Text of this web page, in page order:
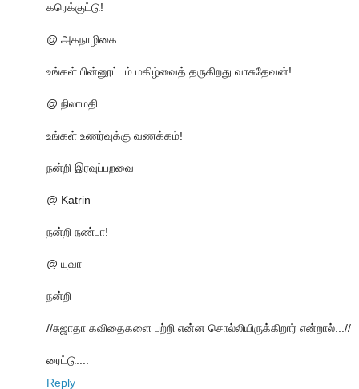
கரெக்குட்டு!
@ அகநாழிகை
உங்கள் பின்னூட்டம் மகிழ்வைத் தருகிறது வாசுதேவன்!
@ நிலாமதி
உங்கள் உணர்வுக்கு வணக்கம்!
நன்றி இரவுப்பறவை
@ Katrin
நன்றி நண்பா!
@ யுவா
நன்றி
//சுஜாதா கவிதைகளை பற்றி என்ன சொல்லியிருக்கிறார் என்றால்...//
ரைட்டு....
Reply